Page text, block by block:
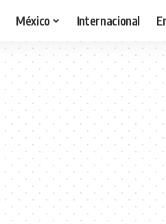
México Internacional